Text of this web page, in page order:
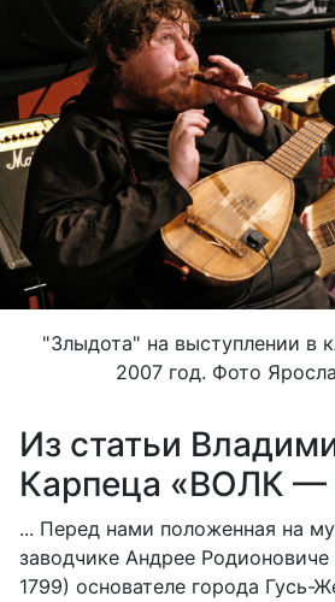
"Злыдота" на выступлении в
2007 год. Фото
Из статьи
Карпеца «ВОЛК
... Перед нами положенная на
заводчике Андрее
1799) основателе города Гусь-